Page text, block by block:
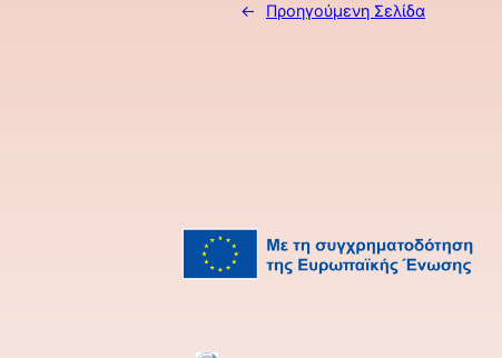
← Προηγούμενη Σελίδα